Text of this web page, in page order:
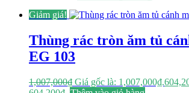
Giảm giá!
Thùng rác tròn ăm tủ
EG 103
1,007,000₫ Giá gốc là: 1,007,000₫.